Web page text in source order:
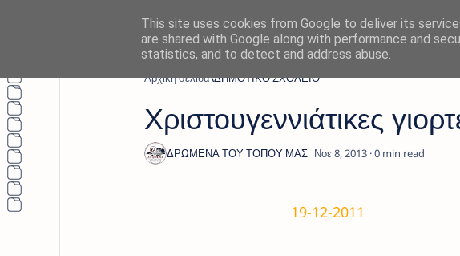
Αρχική σελίδα ΔΗΜΟΤΙΚΟ ΣΧΟΛΕΙΟ
Χριστουγεννιάτικες
0
19-12-2011
This site uses cookies from Google to deliver its
are shared with Google along with performance and
statistics, and to detect and address abuse.